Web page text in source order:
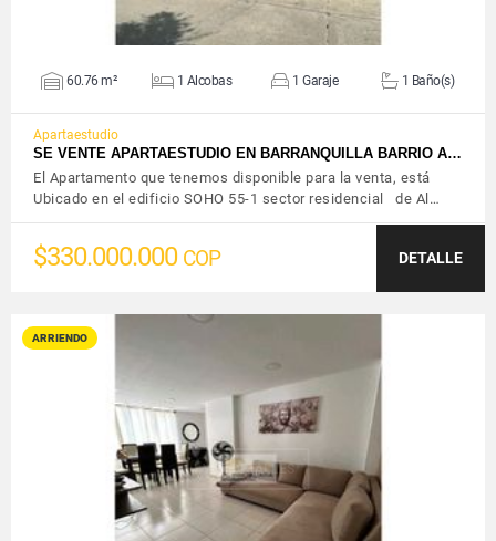
60.76 m² 1 Alcobas 1 Garaje 1 Baño(s)
Apartaestudio
SE VENTE APARTAESTUDIO EN BARRANQUILLA BARRIO A…
El Apartamento que tenemos disponible para la venta, está
Ubicado en el edificio SOHO 55-1 sector residencial de Al…
$330.000.000 COP DETALLE
ARRIENDO
VER DETALLES